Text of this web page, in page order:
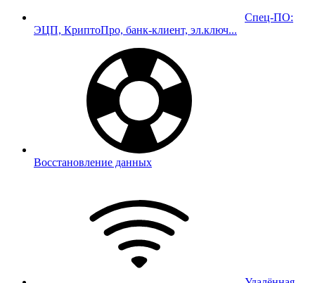
Спец-ПО:
ЭЦП, КриптоПро, банк-клиент, эл.ключ...
Восстановление данных